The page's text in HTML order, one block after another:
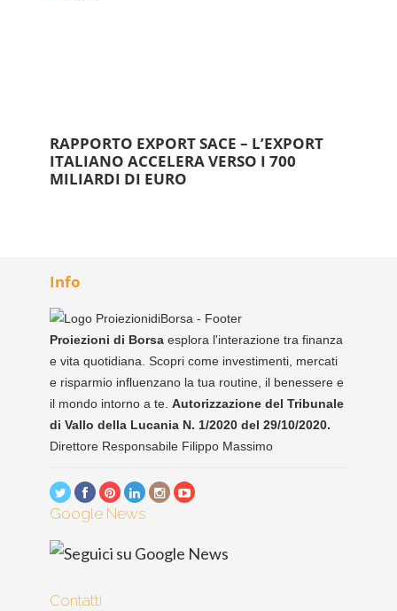
RAPPORTO EXPORT SACE – L’EXPORT
ITALIANO ACCELERA VERSO I 700
MILIARDI DI EURO
Info
Proiezioni di Borsa esplora l'interazione tra finanza
e vita quotidiana. Scopri come investimenti, mercati
e risparmio influenzano la tua routine, il benessere e
il mondo intorno a te. Autorizzazione del Tribunale
di Vallo della Lucania N. 1/2020 del 29/10/2020.
Direttore Responsabile Filippo Massimo
Google News
Contatti